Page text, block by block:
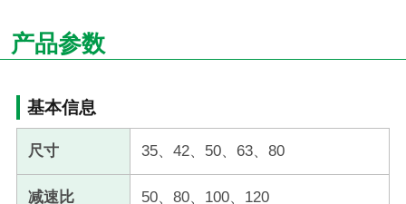
产品参数
基本信息
尺寸 35、42、50、63、80
减速比 50、80、100、120